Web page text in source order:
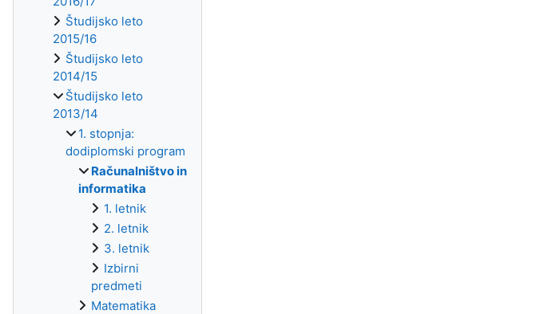
Študijsko leto
2015/16
Študijsko leto
2014/15
Študijsko leto
2013/14
1. stopnja:
dodiplomski program
Računalništvo in
informatika
1. letnik
2. letnik
3. letnik
Izbirni
predmeti
Matematika